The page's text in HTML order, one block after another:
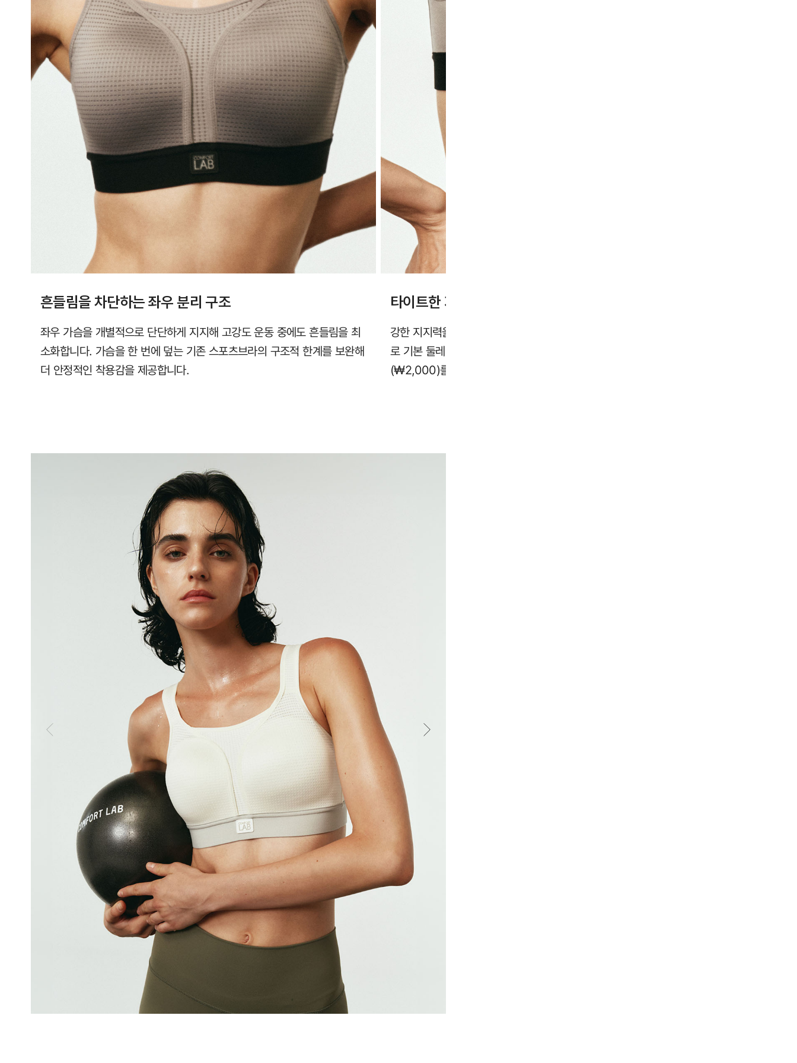
흔들림을 차단하는 좌우 분리 구조
좌우 가슴을 개별적으로 단단하게 지지해 고강도 운동 중에도 흔들림을 최
소화합니다. 가슴을 한 번에 덮는 기존 스포츠브라의 구조적 한계를 보완해
더 안정적인 착용감을 제공합니다.
타이트한 지지력 & 편리한 후크 타입
강한 지지력을 위해 일반 브라보다 타이트하게 설계되었습니다. 3단 후크
로 기본 둘레 조절이 가능하며, 더 편안한 착용을 원하시면 연장 후크
(₩2,000)를 추가로 사용해 둘레를 여유 있게 조절할 수 있습니다.